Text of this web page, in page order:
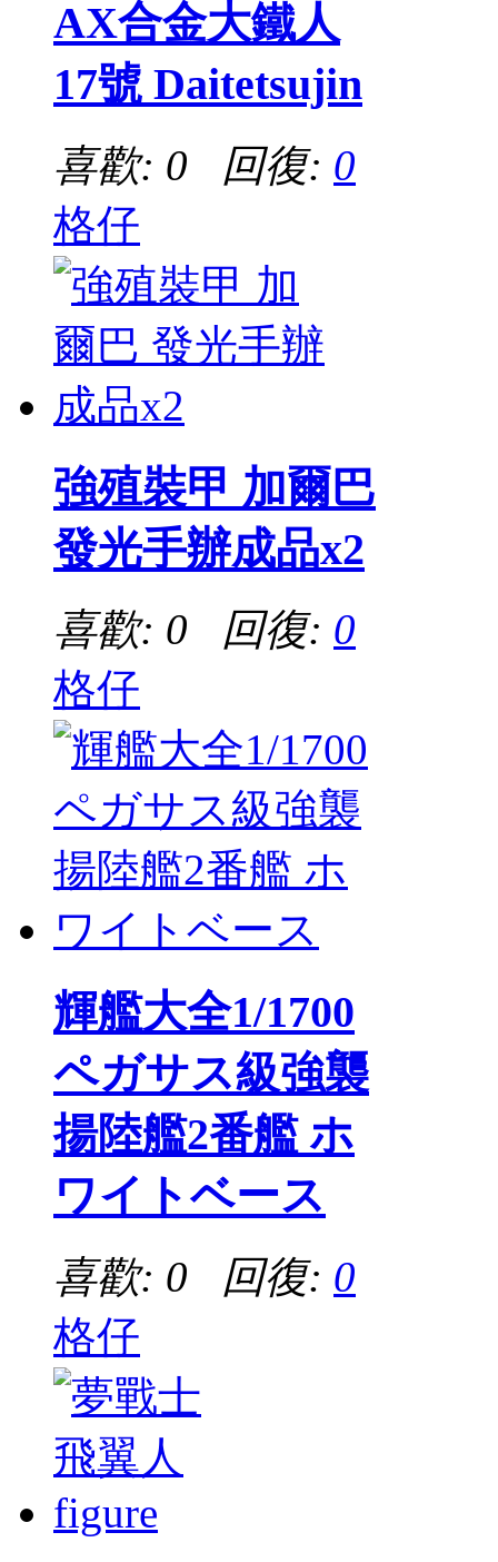
AX合金大鐵人
17號 Daitetsujin
喜歡: 0 回復: 0
格仔
強殖裝甲 加爾巴
發光手辦成品x2
喜歡: 0 回復: 0
格仔
輝艦大全1/1700
ペガサス級強襲
揚陸艦2番艦 ホ
ワイトベース
喜歡: 0 回復: 0
格仔